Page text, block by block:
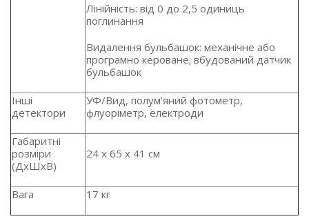
Лінійність: від 0 до 2,5 одиниць
поглинання
Видалення бульбашок: механічне або
програмно кероване; вбудований датчик
бульбашок
Інші
детектори
УФ/Вид, полум’яний фотометр,
флуоріметр, електроди
Габаритні
розміри
(ДхШхВ)
24 x 65 x 41 см
Вага 17 кг